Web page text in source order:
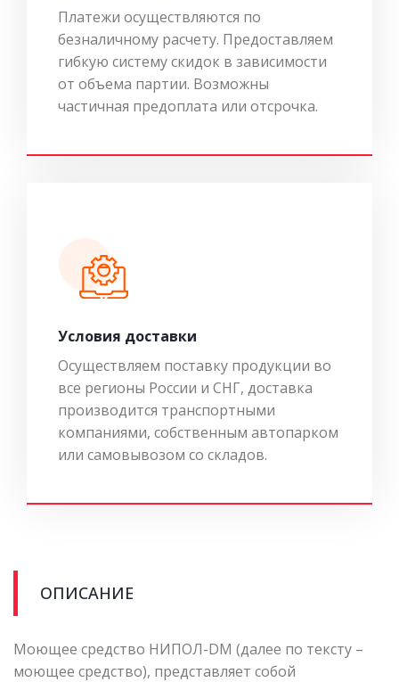
Платежи осуществляются по
безналичному расчету. Предоставляем
гибкую систему скидок в зависимости
от объема партии. Возможны
частичная предоплата или отсрочка.
Условия доставки
Осуществляем поставку продукции во
все регионы России и СНГ, доставка
производится транспортными
компаниями, собственным автопарком
или самовывозом со складов.
ОПИСАНИЕ
Моющее средство НИПОЛ-DM (далее по тексту –
моющее средство), представляет собой